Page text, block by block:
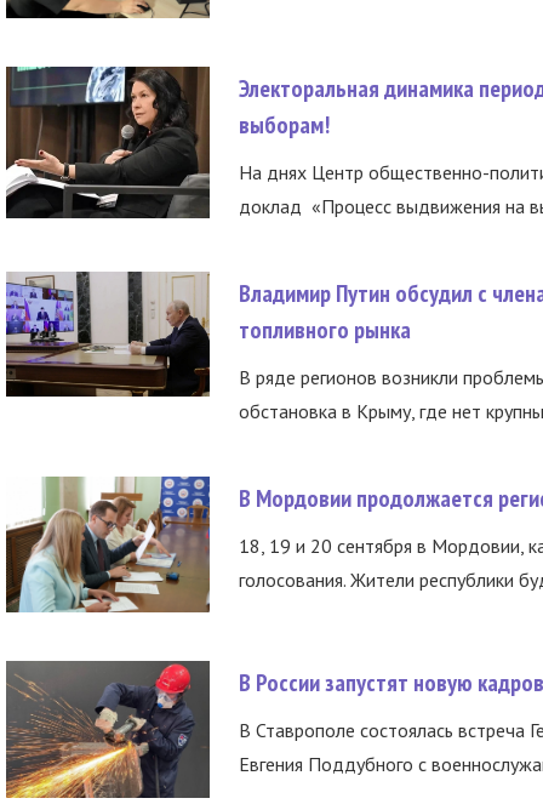
Электоральная динамика
выборам!
На днях Центр общественно-
доклад «Процесс выдвижения на
Владимир Путин обсудил с
топливного рынка
В ряде регионов возникли
обстановка в Крыму, где нет
В Мордовии продолжается
18, 19 и 20 сентября в Мордовии,
голосования. Жители республики
В России запустят новую
В Ставрополе состоялась встреча
Евгения Поддубного с